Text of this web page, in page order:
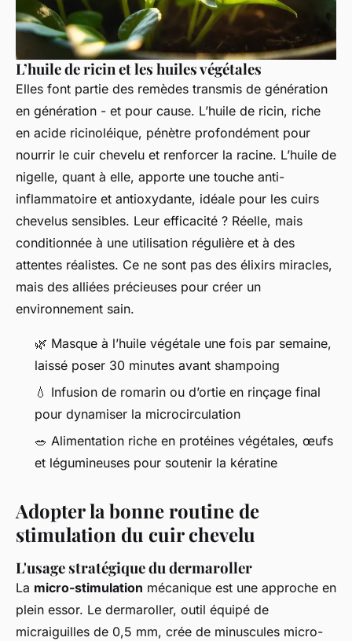
L’huile de ricin et les huiles végétales
Elles font partie des remèdes transmis de génération
en génération - et pour cause. L’huile de ricin, riche
en acide ricinoléique, pénètre profondément pour
nourrir le cuir chevelu et renforcer la racine. L’huile de
nigelle, quant à elle, apporte une touche anti-
inflammatoire et antioxydante, idéale pour les cuirs
chevelus sensibles. Leur efficacité ? Réelle, mais
conditionnée à une utilisation régulière et à des
attentes réalistes. Ce ne sont pas des élixirs miracles,
mais des alliées précieuses pour créer un
environnement sain.
🌿 Masque à l’huile végétale une fois par semaine,
laissé poser 30 minutes avant shampoing
💧 Infusion de romarin ou d’ortie en rinçage final
pour dynamiser la microcirculation
🥗 Alimentation riche en protéines végétales, œufs
et légumineuses pour soutenir la kératine
Adopter la bonne routine de
stimulation du cuir chevelu
L'usage stratégique du dermaroller
La micro-stimulation mécanique est une approche en
plein essor. Le dermaroller, outil équipé de
micraiguilles de 0,5 mm, crée de minuscules micro-